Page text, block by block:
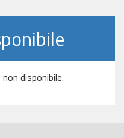
disponibile.